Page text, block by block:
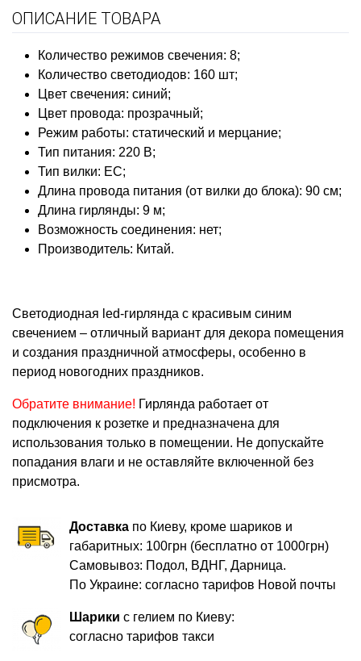
ОПИСАНИЕ ТОВАРА
Количество режимов свечения: 8;
Количество светодиодов: 160 шт;
Цвет свечения: синий;
Цвет провода: прозрачный;
Режим работы: статический и мерцание;
Тип питания: 220 В;
Тип вилки: ЕС;
Длина провода питания (от вилки до блока): 90 см;
Длина гирлянды: 9 м;
Возможность соединения: нет;
Производитель: Китай.
Светодиодная led-гирлянда с красивым синим
свечением – отличный вариант для декора помещения
и создания праздничной атмосферы, особенно в
период новогодних праздников.
Обратите внимание! Гирлянда работает от
подключения к розетке и предназначена для
использования только в помещении. Не допускайте
попадания влаги и не оставляйте включенной без
присмотра.
Доставка по Киеву, кроме шариков и
габаритных: 100грн (бесплатно от 1000грн)
Самовывоз: Подол, ВДНГ, Дарница.
По Украине: согласно тарифов Новой почты
Шарики с гелием по Киеву:
согласно тарифов такси